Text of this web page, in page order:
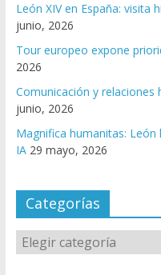
León XIV en España: visita
junio, 2026
Tour europeo expone
2026
Comunicación y
junio, 2026
Magnifica humanitas: León
IA 29 mayo, 2026
Categorías